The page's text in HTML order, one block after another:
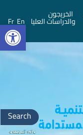
الخريجون
والدراسات العليا En
Fr
Search
for: